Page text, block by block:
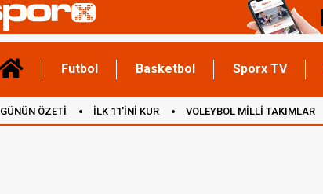
Futbol Basketbol Sporx TV
GÜNÜN ÖZETİ İLK 11'İNİ KUR VOLEYBOL MİLLİ TAKIMLAR